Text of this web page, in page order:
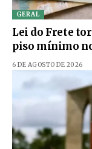
GERAL
Lei do Frete
piso mínimo
6 DE AGOSTO DE 2026